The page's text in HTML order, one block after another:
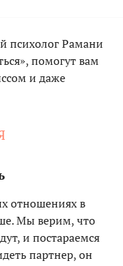
психолог Рамани
помогут вам
и даже
отношениях в
Мы верим, что
и постараемся
партнер, он